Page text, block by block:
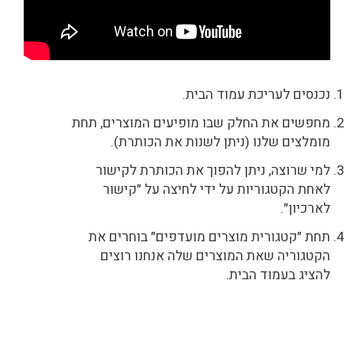
נכנסים לעריכת עמוד הבית.
מחפשים את החלק שבו מופיעים המוצרים, תחת
מומלצים שלנו (ניתן לשנות את הכותרת).
למי שרוצה, ניתן להפוך את הכותרת לקישור
לאחת הקטגוריות על ידי לחיצה על ״קישור
לארכיון״.
תחת ״קטגורית מוצרים מועדפים״ בוחרים את
הקטגוריה שאת המוצרים שלה אנחנו רוצים
להציג בעמוד הבית.